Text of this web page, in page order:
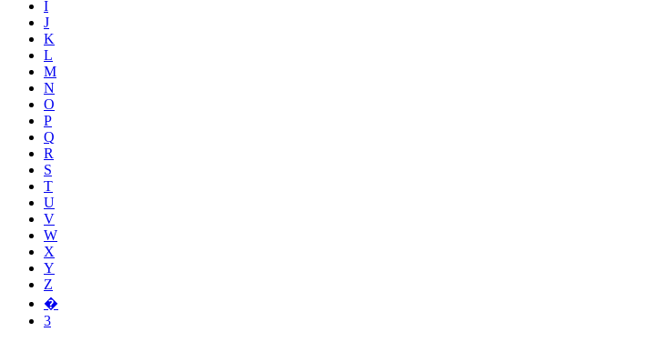
I
J
K
L
M
N
O
P
Q
R
S
T
U
V
W
X
Y
Z
�
3